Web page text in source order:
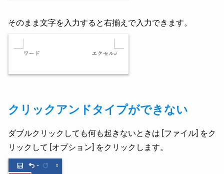
そのまま文字を入力すると右揃えで入力できます。
クリックアンドタイプができない
ダブルクリックしても何も起きないときは [ファイル] をク
リックして [オプション] をクリックします。